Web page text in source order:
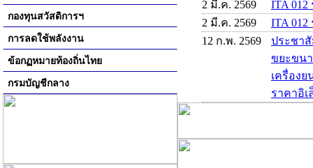
กองทุนสวัสดิการฯ
การลดใช้พลังงาน
ข้อกฏหมายท้องถิ่นไทย
กรมบัญชีกลาง
2 มี.ค. 2569
ITA
2 มี.ค. 2569
ITA
12 ก.พ. 2569
ประชา
ขยะขน
เครื่อง
ราคาอิเ